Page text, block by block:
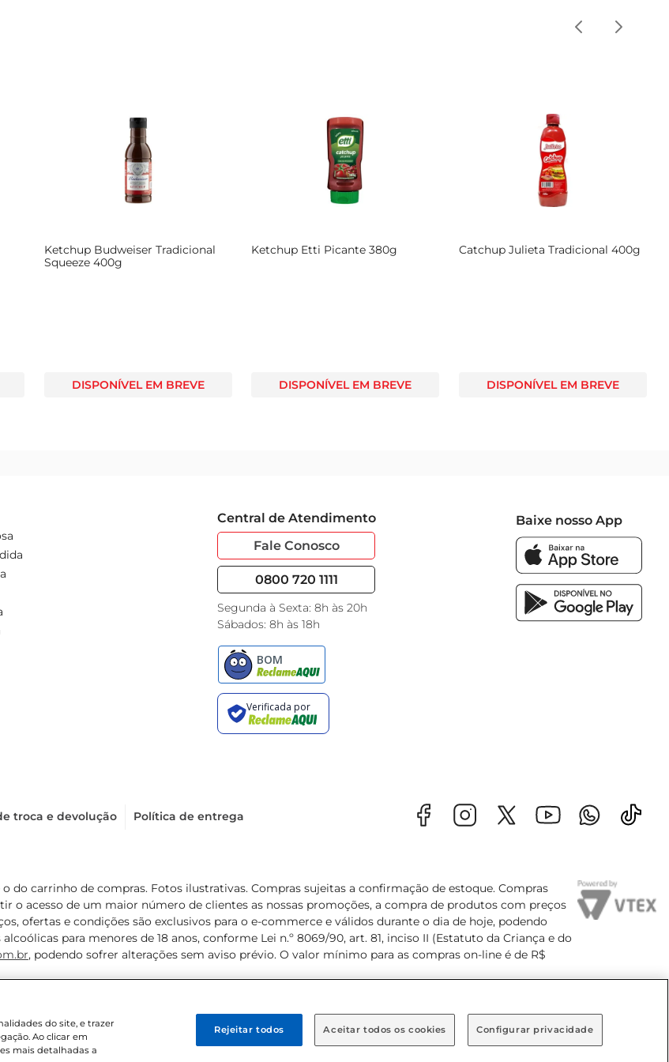
Ketchup Budweiser Tradicional
Squeeze 400g
DISPONÍVEL EM BREVE
Ketchup Etti Picante 380g
DISPONÍVEL EM BREVE
Catchup Julieta Tradicional 400g
DISPONÍVEL EM BREVE
Central de Atendimento
Fale Conosco
0800 720 1111
Segunda à Sexta: 8h às 20h
Sábados: 8h às 18h
Baixe nosso App
troca e devolução Política de entrega
do carrinho de compras. Fotos ilustrativas. Compras sujeitas a confirmação de estoque. Compras
o acesso de um maior número de clientes as nossas promoções, a compra de produtos com preços
ofertas e condições são exclusivos para o e-commerce e válidos durante o dia de hoje, podendo
para menores de 18 anos, conforme Lei n.º 8069/90, art. 81, inciso II (Estatuto da Criança e do
, podendo sofrer alterações sem aviso prévio. O valor mínimo para as compras on-line é de R$
do site, e trazer
Ao clicar em
mais detalhadas a
Configurar privacidade
Rejeitar todos Aceitar todos os cookies